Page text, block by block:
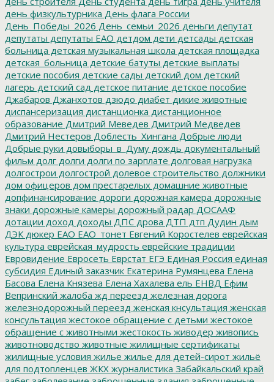
день физкультурника День флага России
День_Победы_2026 День_семьи_2026 деньги депутат
депутаты депутаты ЕАО детдом дети детсады детская
больница детская музыкальная школа детская площадка
детская_больница детские батуты детские выплаты
детские пособия детские сады детский дом детский
лагерь детский сад детское питание детское пособие
Джабаров Джанхотов дзюдо диабет дикие животные
диспансеризация дистанционка дистанционное
образование Дмитрий Меведев Дмитрий Медведев
Дмитрий Нестеров Доблесть_Хингана Добрые люди
Добрые руки довыборы_в_Думу дождь документальный
фильм долг долги долги по зарплате долговая нагрузка
долгострои долгострой долевое строительство должники
дом офицеров дом престарелых домашние животные
допфинансирование дороги дорожная камера дорожные
знаки дорожные камеры дорожный радар ДОСААФ
дотации доход доходы ДПС дрова ДТП дтп Дудин дым
ДЭК дюкер ЕАО ЕАО_тонет Евгений Коростелев еврейская
культура еврейская_мудрость еврейские традиции
Евровидение Евросеть Еврстат ЕГЭ Единая Россия единая
субсидия Единый заказчик Екатерина Румянцева Елена
Басова Елена Князева Елена Хахалева ель ЕНВД Ефим
Вепринский жалоба жд переезд железная дорога
железнодорожный переезд женская кнсультация женская
консультация жестокое обращение с детьми жестокое
обращение с животными жестокость живодер живопись
животноводство животные жилищные сертификаты
жилищные условия жилье жилье для детей-сирот жильё
для подтопленцев ЖКХ журналистика Забайкальский край